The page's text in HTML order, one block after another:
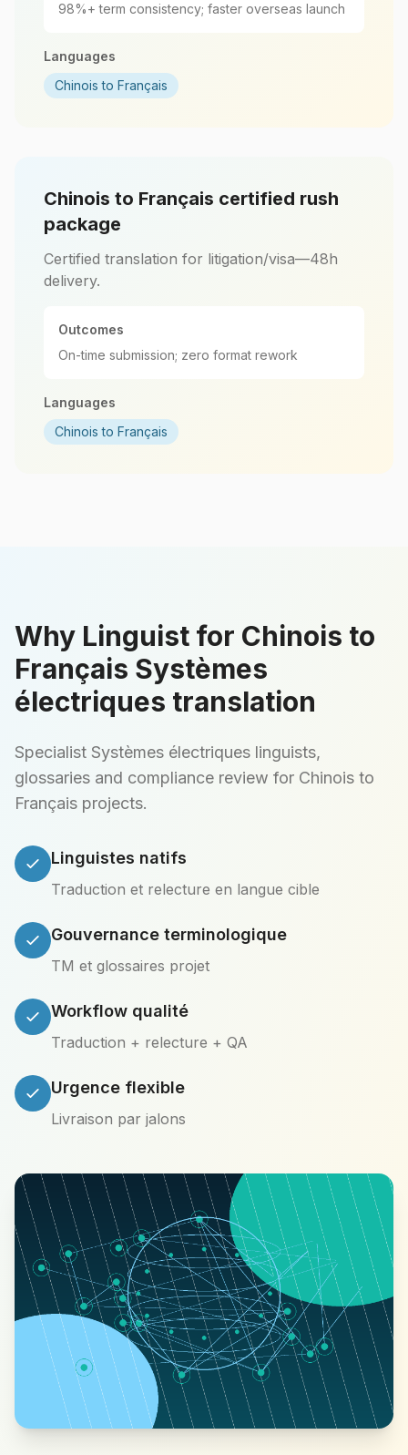
98%+ term consistency; faster overseas launch
Languages
Chinois to Français
Chinois to Français certified rush
package
Certified translation for litigation/visa—48h
delivery.
Outcomes
On-time submission; zero format rework
Languages
Chinois to Français
Why Linguist for Chinois to
Français Systèmes
électriques translation
Specialist Systèmes électriques linguists,
glossaries and compliance review for Chinois to
Français projects.
Linguistes natifs
Traduction et relecture en langue cible
Gouvernance terminologique
TM et glossaires projet
Workflow qualité
Traduction + relecture + QA
Urgence flexible
Livraison par jalons